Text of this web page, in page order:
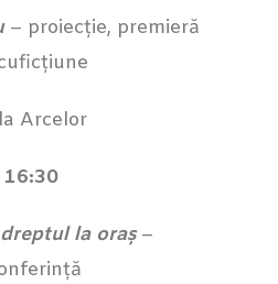
– proiecție, premieră
Arcelor
16:30
la oraș–